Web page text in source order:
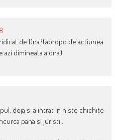
de Dna?(apropo de actiunea
azi dimineata a dna)
deja s-a intrat in niste chichite
pana si juristii.